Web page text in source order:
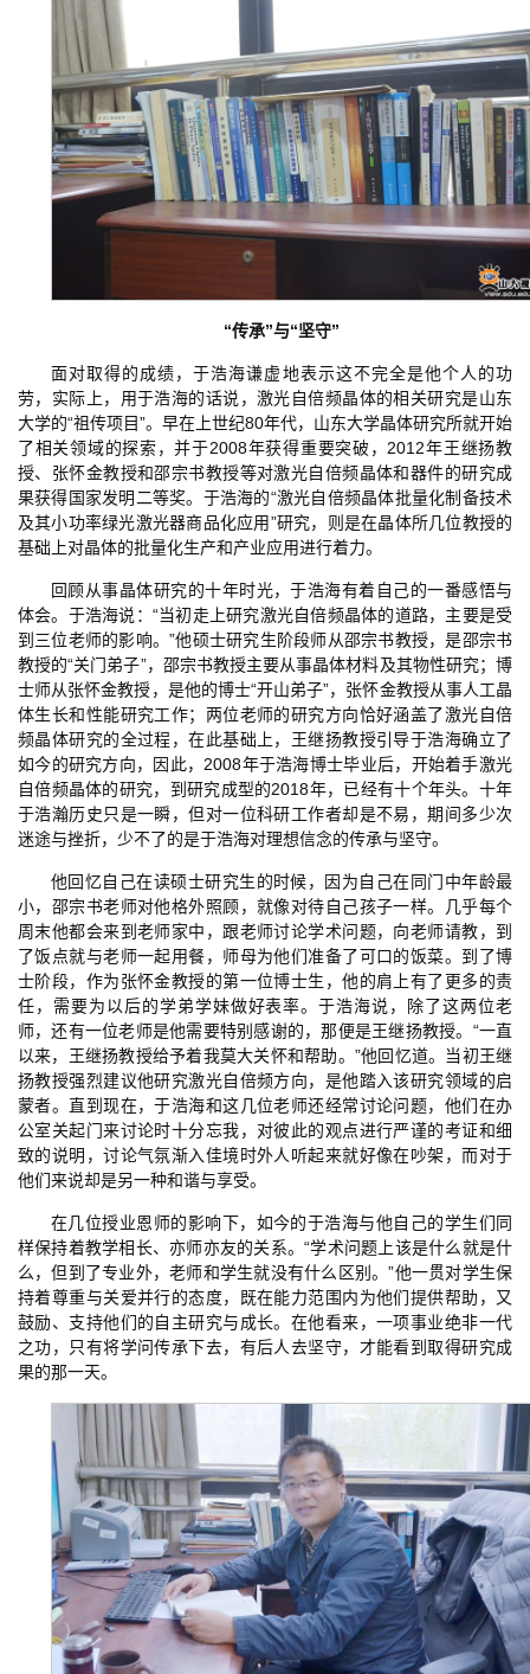
“传承”与“坚守”
面对取得的成绩，于浩海谦虚地表示这不完全是他个人的功
劳，实际上，用于浩海的话说，激光自倍频晶体的相关研究是山东
大学的“祖传项目”。早在上世纪80年代，山东大学晶体研究所就开始
了相关领域的探索，并于2008年获得重要突破，2012年王继扬教
授、张怀金教授和邵宗书教授等对激光自倍频晶体和器件的研究成
果获得国家发明二等奖。于浩海的“激光自倍频晶体批量化制备技术
及其小功率绿光激光器商品化应用”研究，则是在晶体所几位教授的
基础上对晶体的批量化生产和产业应用进行着力。
回顾从事晶体研究的十年时光，于浩海有着自己的一番感悟与
体会。于浩海说：“当初走上研究激光自倍频晶体的道路，主要是受
到三位老师的影响。”他硕士研究生阶段师从邵宗书教授，是邵宗书
教授的“关门弟子”，邵宗书教授主要从事晶体材料及其物性研究；博
士师从张怀金教授，是他的博士“开山弟子”，张怀金教授从事人工晶
体生长和性能研究工作；两位老师的研究方向恰好涵盖了激光自倍
频晶体研究的全过程，在此基础上，王继扬教授引导于浩海确立了
如今的研究方向，因此，2008年于浩海博士毕业后，开始着手激光
自倍频晶体的研究，到研究成型的2018年，已经有十个年头。十年
于浩瀚历史只是一瞬，但对一位科研工作者却是不易，期间多少次
迷途与挫折，少不了的是于浩海对理想信念的传承与坚守。
他回忆自己在读硕士研究生的时候，因为自己在同门中年龄最
小，邵宗书老师对他格外照顾，就像对待自己孩子一样。几乎每个
周末他都会来到老师家中，跟老师讨论学术问题，向老师请教，到
了饭点就与老师一起用餐，师母为他们准备了可口的饭菜。到了博
士阶段，作为张怀金教授的第一位博士生，他的肩上有了更多的责
任，需要为以后的学弟学妹做好表率。于浩海说，除了这两位老
师，还有一位老师是他需要特别感谢的，那便是王继扬教授。“一直
以来，王继扬教授给予着我莫大关怀和帮助。”他回忆道。当初王继
扬教授强烈建议他研究激光自倍频方向，是他踏入该研究领域的启
蒙者。直到现在，于浩海和这几位老师还经常讨论问题，他们在办
公室关起门来讨论时十分忘我，对彼此的观点进行严谨的考证和细
致的说明，讨论气氛渐入佳境时外人听起来就好像在吵架，而对于
他们来说却是另一种和谐与享受。
在几位授业恩师的影响下，如今的于浩海与他自己的学生们同
样保持着教学相长、亦师亦友的关系。“学术问题上该是什么就是什
么，但到了专业外，老师和学生就没有什么区别。”他一贯对学生保
持着尊重与关爱并行的态度，既在能力范围内为他们提供帮助，又
鼓励、支持他们的自主研究与成长。在他看来，一项事业绝非一代
之功，只有将学问传承下去，有后人去坚守，才能看到取得研究成
果的那一天。